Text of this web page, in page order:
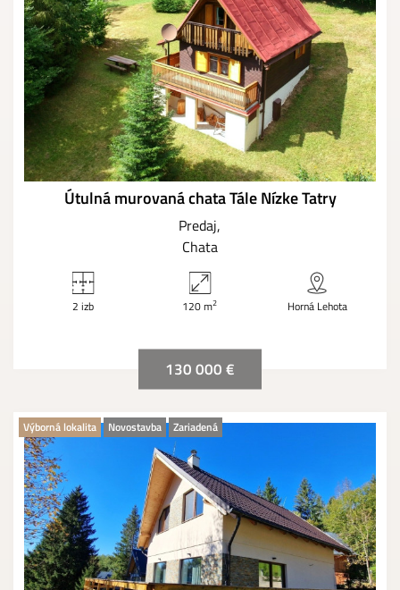
Útulná murovaná chata Tále Nízke Tatry
Predaj
Chata
2 izb 120 m2 Horná Lehota
130 000 €
Výborná lokalita Novostavba Zariadená